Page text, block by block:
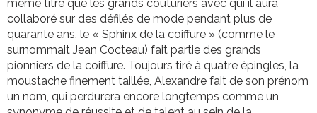
même titre que les grands couturiers avec qui il aura
collaboré sur des défilés de mode pendant plus de
quarante ans, le « Sphinx de la coiffure » (comme le
surnommait Jean Cocteau) fait partie des grands
pionniers de la coiffure. Toujours tiré à quatre épingles, la
moustache finement taillée, Alexandre fait de son prénom
un nom, qui perdurera encore longtemps comme un